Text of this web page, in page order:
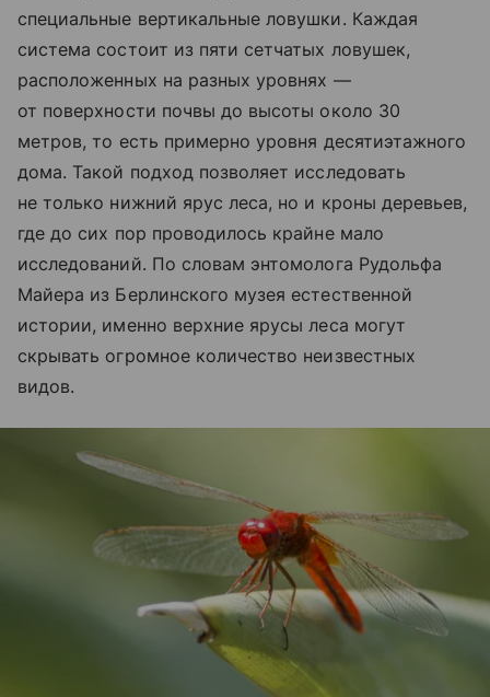
специальные вертикальные ловушки. Каждая
система состоит из пяти сетчатых ловушек,
расположенных на разных уровнях —
от поверхности почвы до высоты около 30
метров, то есть примерно уровня десятиэтажного
дома. Такой подход позволяет исследовать
не только нижний ярус леса, но и кроны деревьев,
где до сих пор проводилось крайне мало
исследований. По словам энтомолога Рудольфа
Майера из Берлинского музея естественной
истории, именно верхние ярусы леса могут
скрывать огромное количество неизвестных
видов.